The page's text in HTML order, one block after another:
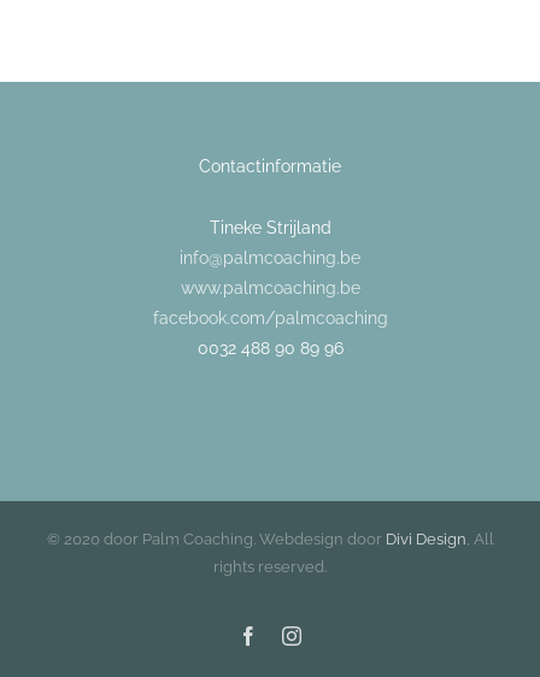
Contactinformatie
Tineke Strijland
info@palmcoaching.be
www.palmcoaching.be
facebook.com/palmcoaching
0032 488 90 89 96
© 2020 door Palm Coaching. Webdesign door Divi Design, All
rights reserved.
FacebookInstagram